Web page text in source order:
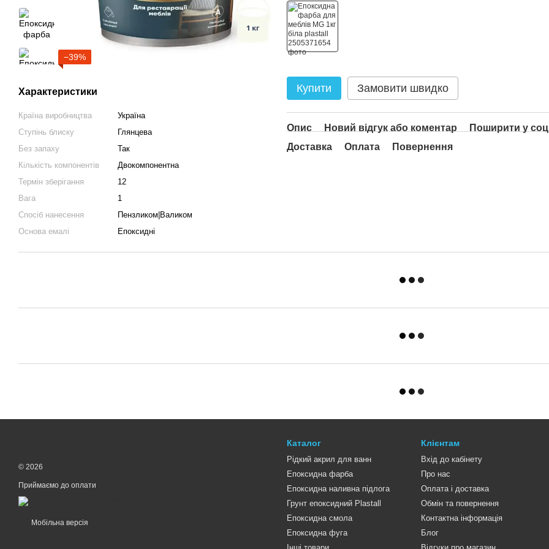
−39%
Характеристики
Країна виробництва
Україна
Ступінь блиску
Глянцева
Без запаху
Так
Кількість компонентів
Двокомпонентна
Термін зберігання
12
Вага
1
Спосіб нанесення
Пензликом|Валиком
Основа емалі
Епоксидні
Купити Замовити швидко
Опис Новий відгук або коментар
Поширити у
Доставка
Оплата Повернення
© 2026
Приймаємо до оплати
Мобільна версія
Каталог
Рідкий акрил для ванн
Епоксидна фарба
Епоксидна наливна підлога
Грунт епоксидний Plastall
Епоксидна смола
Епоксидна фуга
Клієнтам
Вхід до кабінету
Про нас
Оплата і доставка
Обмін та повернення
Контактна інформація
Блог